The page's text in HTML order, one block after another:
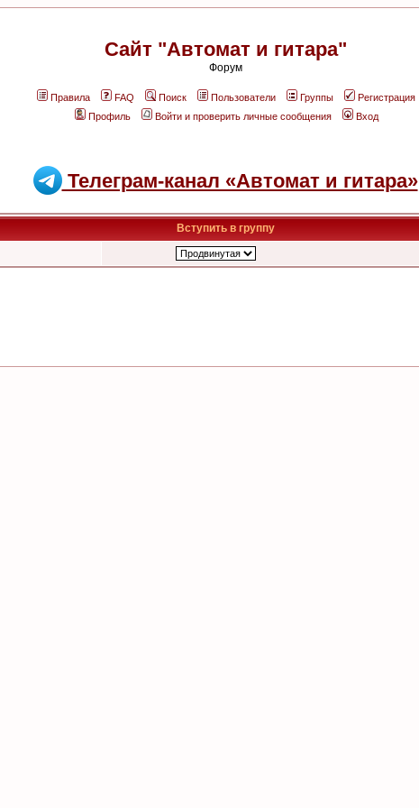
Сайт "Автомат и гитара"
Форум
Правила FAQ Поиск Пользователи Группы
Регистрация
Профиль
Войти и проверить личные сообщения Вход
Телеграм-канал «Автомат и гитара»
Вступить в группу